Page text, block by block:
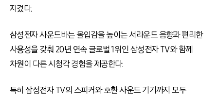
지켰다.
삼성전자 사운드바는 몰입감을 높이는 서라운드 음향과 편리한
사용성을 갖춰 20년 연속 글로벌 1위인 삼성전자 TV와 함께
차원이 다른 시청각 경험을 제공한다.
특히 삼성전자 TV의 스피커와 호환 사운드 기기까지 모두